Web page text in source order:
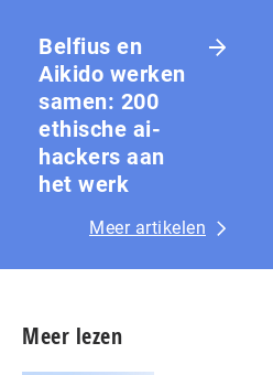
Belfius en
Aikido werken
samen: 200
ethische ai-
hackers aan
het werk
Meer artikelen
Meer lezen